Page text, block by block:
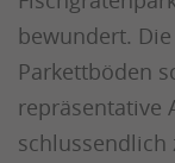
bewundert.
Parkettböden
repräsentative
schlussendlich